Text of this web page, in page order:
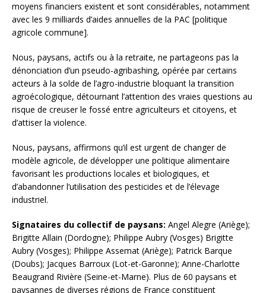
moyens financiers existent et sont considérables, notamment
avec les 9 milliards d’aides annuelles de la PAC [politique
agricole commune].
Nous, paysans, actifs ou à la retraite, ne partageons pas la
dénonciation d’un pseudo-agribashing, opérée par certains
acteurs à la solde de l’agro-industrie bloquant la transition
agroécologique, détournant l’attention des vraies questions au
risque de creuser le fossé entre agriculteurs et citoyens, et
d’attiser la violence.
Nous, paysans, affirmons qu’il est urgent de changer de
modèle agricole, de développer une politique alimentaire
favorisant les productions locales et biologiques, et
d’abandonner l’utilisation des pesticides et de l’élevage
industriel.
Signataires du collectif de paysans: Angel Alegre (Ariège);
Brigitte Allain (Dordogne); Philippe Aubry (Vosges) Brigitte
Aubry (Vosges); Philippe Assemat (Ariège); Patrick Barque
(Doubs); Jacques Barroux (Lot-et-Garonne); Anne-Charlotte
Beaugrand Rivière (Seine-et-Marne). Plus de 60 paysans et
paysannes de diverses régions de France constituent